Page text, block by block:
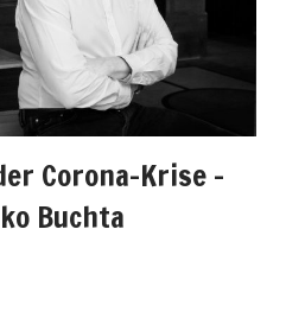
Corona-Krise –
Buchta